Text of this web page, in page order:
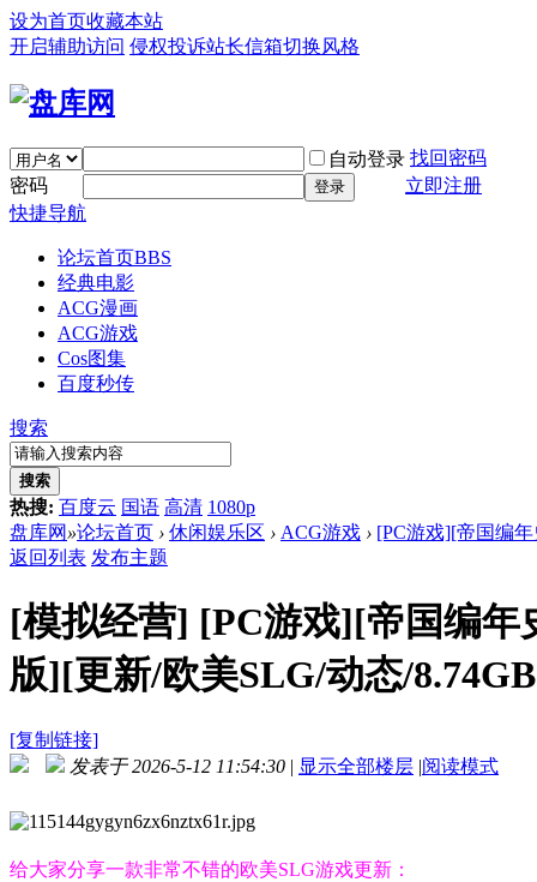
设为首页收藏本站
开启辅助访问 侵权投诉站长信箱切换风格
自动登录 找回密码
密码
登录
立即注册
快捷导航
论坛首页BBS
经典电影
ACG漫画
ACG游戏
Cos图集
百度秒传
搜索
搜索
热搜: 百度云 国语 高清 1080p
盘库网 »论坛首页 › 休闲娱乐区 › ACG游戏 › [PC游戏][帝国编年
返回列表 发布主题
[模拟经营] [PC游戏][帝国编年
版][更新/欧美SLG/动态/
[复制链接]
发表于 2026-5-12 11:54:30 | 显示全部楼层 |阅读模式
给大家分享一款非常不错的欧美SLG游戏更新：